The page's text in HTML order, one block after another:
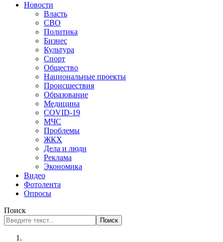
Новости
Власть
СВО
Политика
Бизнес
Культура
Спорт
Общество
Национальные проекты
Происшествия
Образование
Медицина
COVID-19
МЧС
Проблемы
ЖКХ
Дела и люди
Реклама
Экономика
Видео
Фотолента
Опросы
Поиск
Поиск